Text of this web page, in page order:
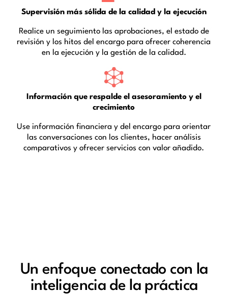
Supervisión más sólida de la calidad y la ejecución
Realice un seguimiento las aprobaciones, el estado de
revisión y los hitos del encargo para ofrecer coherencia
en la ejecución y la gestión de la calidad.
Información que respalde el asesoramiento y el
crecimiento
Use información financiera y del encargo para orientar
las conversaciones con los clientes, hacer análisis
comparativos y ofrecer servicios con valor añadido.
Un enfoque conectado con la
inteligencia de la práctica